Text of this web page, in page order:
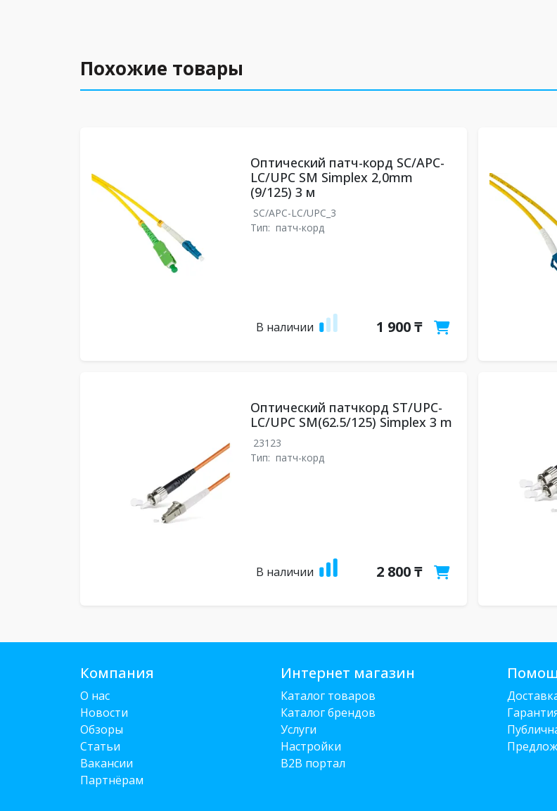
Похожие товары
Оптический патч-корд SC/APC-
LC/UPC SM Simplex 2,0mm
(9/125) 3 м
SC/APC-LC/UPC_3
Тип: патч-корд
В наличии 1 900 ₸
Оптический патчкорд ST/UPC-
LC/UPC SM(62.5/125) Simplex 3 m
23123
Тип: патч-корд
В наличии 2 800 ₸
Компания
О нас
Новости
Обзоры
Статьи
Вакансии
Партнёрам
Интернет магазин
Каталог товаров
Каталог брендов
Услуги
Настройки
B2B портал